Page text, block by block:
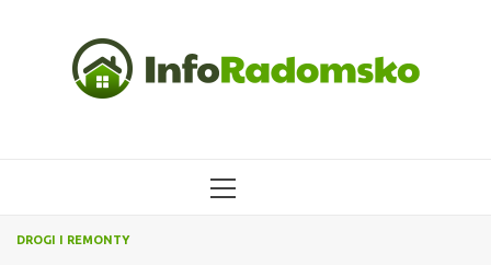
MENU
DROGI I REMONTY